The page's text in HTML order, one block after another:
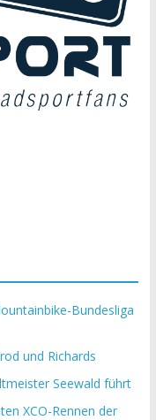
Bundesliga
und Richards
Seewald führt
XCO-Rennen der